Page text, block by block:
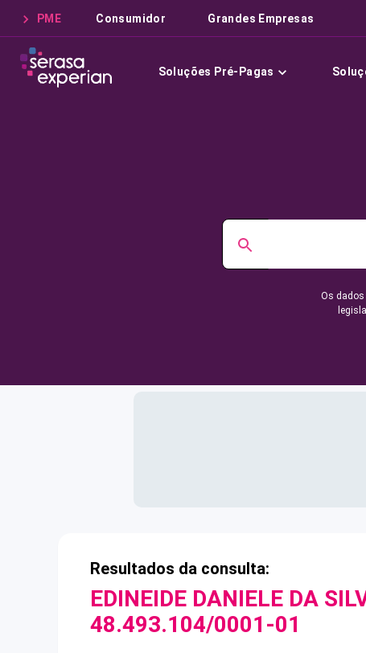
PME Consumidor Grandes Empresas
Soluções Pré-Pagas
Os dados
Resultados da consulta:
EDINEIDE DANIELE DA
48.493.104/0001-01